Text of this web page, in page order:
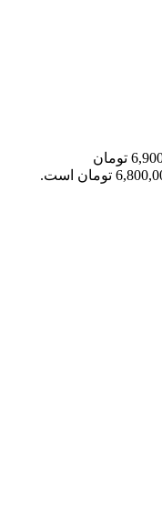
قیمت اصلی 6,900,000 تومان